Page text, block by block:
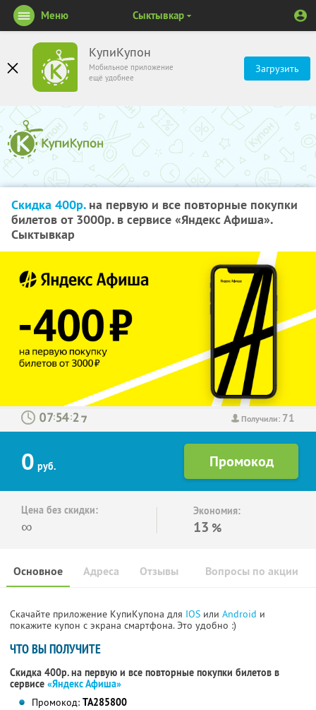
КупиКупон
Мобильное приложение
ещё удобнее
Загрузить
Меню Сыктывкар
Скидка 400р.на первую и все повторные покупки
билетов от 3000р. в сервисе «Яндекс Афиша».
Сыктывкар
Получили: 71
: :
0 руб.
Цена без скидки:
∞
Экономия:
13 %
Основное Отзывы Вопросы по акции
Адреса
Скачайте приложение КупиКупона для IOS или Android и
покажите купон с экрана смартфона. Это удобно :)
ЧТО ВЫ ПОЛУЧИТЕ
Скидка 400р. на первую и все повторные покупки билетов в
сервисе «Яндекс Афиша»
Промокод: TA285800